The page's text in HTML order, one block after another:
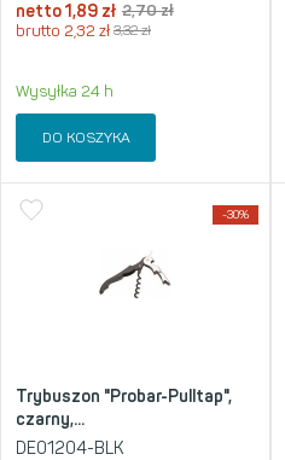
netto1,89 zł 2,70zł
brutto 2,32 zł 3,32zł
Wysyłka 24 h
DO KOSZYKA
-30%
Trybuszon "Probar-Pulltap",
czarny,...
DE01204-BLK